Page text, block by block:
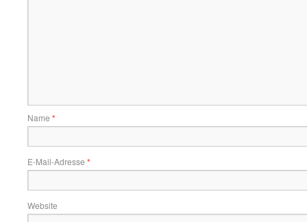
Name *
E-Mail-Adresse *
Website